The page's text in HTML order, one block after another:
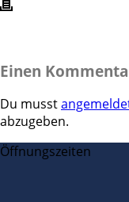
Einen
Du musst
abzugeben.
Öffnungszeiten